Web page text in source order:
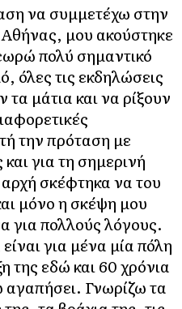
να συμμετέχω στην
μου ακούστηκε
πολύ σημαντικό
όλες τις εκδηλώσεις
μάτια και να ρίξουν
την πρόταση με
για τη σημερινή
αρχή σκέφτηκα να του
μόνο η σκέψη μου
για πολλούς λόγους.
για μένα μία πόλη
της εδώ και 60 χρόνια
Γνωρίζω τα